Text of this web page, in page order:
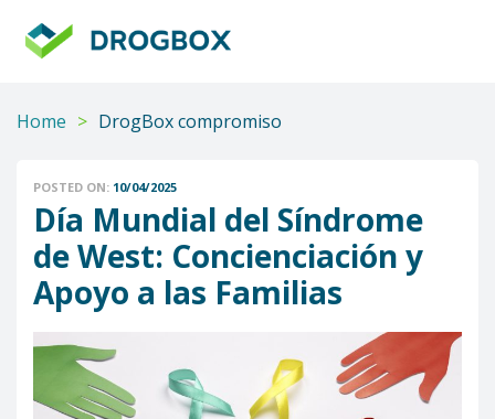
Home > DrogBox compromiso
POSTED ON: 10/04/2025
Día Mundial del Síndrome
de West: Concienciación y
Apoyo a las Familias